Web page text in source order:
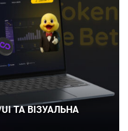
ТА ВІЗУАЛЬНА